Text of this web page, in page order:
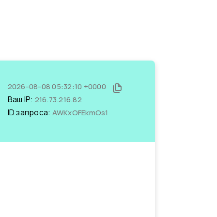
2026-08-08 05:32:10 +0000
Ваш IP: 216.73.216.82
ID запроса: AWKxOFEkmOs1